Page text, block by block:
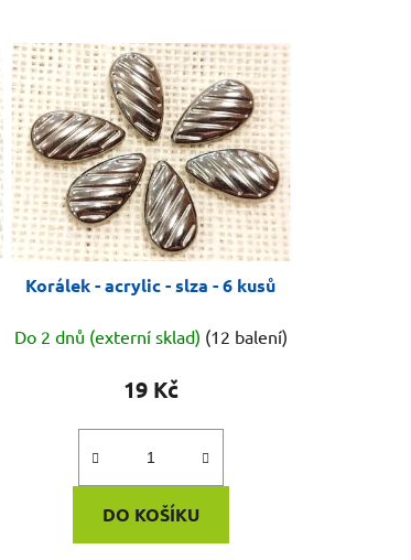
Korálek - acrylic - slza - 6 kusů
Do 2 dnů (externí sklad) (12 balení)
19 Kč
DO KOŠÍKU